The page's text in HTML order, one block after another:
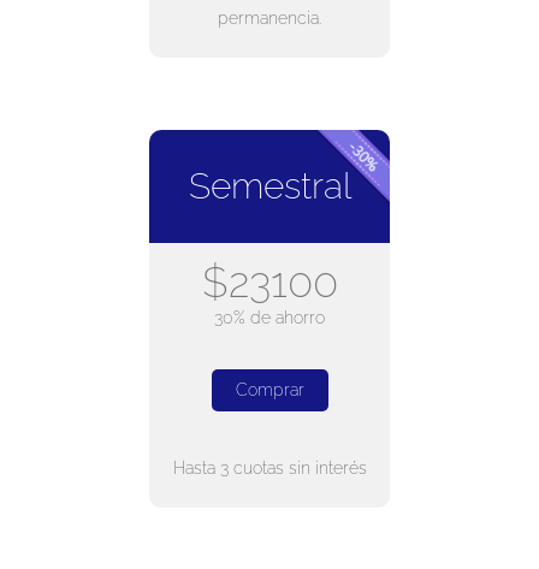
permanencia.
Semestral
$23100
30% de ahorro
Comprar
Hasta 3 cuotas sin interés